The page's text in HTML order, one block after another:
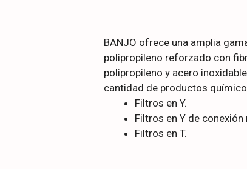
BANJO ofrece una amplia
polipropileno reforzado con
polipropileno y acero
cantidad de productos
Filtros en Y.
Filtros en Y de conexión
Filtros en T.